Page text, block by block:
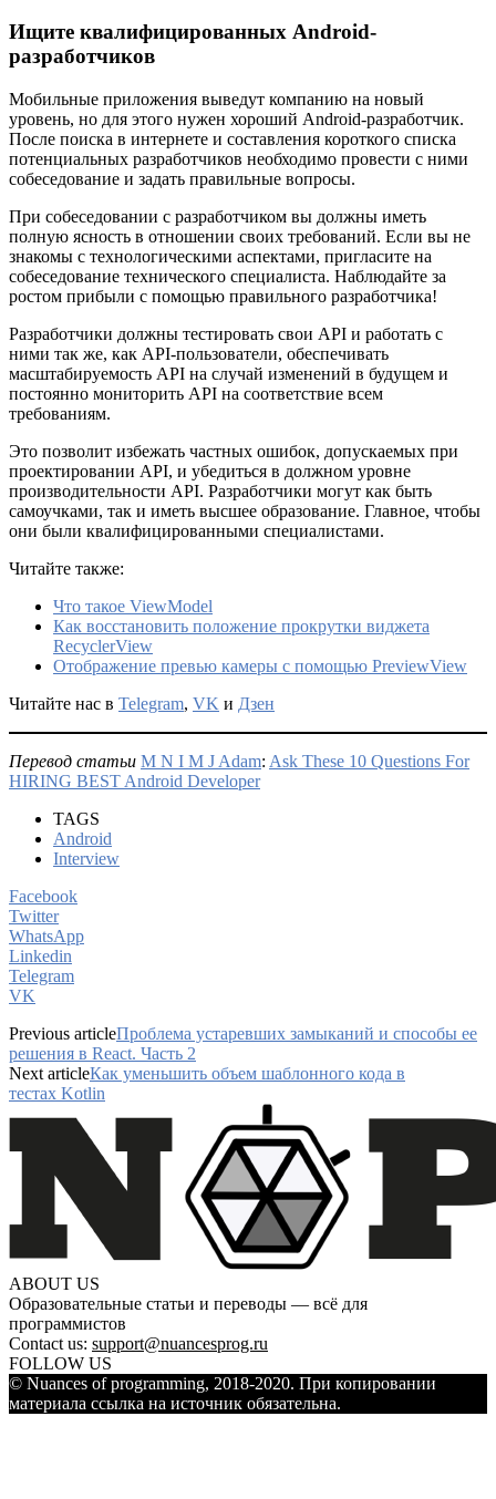
Ищите квалифицированных Android-
разработчиков
Мобильные приложения выведут компанию на новый
уровень, но для этого нужен хороший Android-разработчик.
После поиска в интернете и составления короткого списка
потенциальных разработчиков необходимо провести с ними
собеседование и задать правильные вопросы.
При собеседовании с разработчиком вы должны иметь
полную ясность в отношении своих требований. Если вы не
знакомы с технологическими аспектами, пригласите на
собеседование технического специалиста. Наблюдайте за
ростом прибыли с помощью правильного разработчика!
Разработчики должны тестировать свои API и работать с
ними так же, как API-пользователи, обеспечивать
масштабируемость API на случай изменений в будущем и
постоянно мониторить API на соответствие всем
требованиям.
Это позволит избежать частных ошибок, допускаемых при
проектировании API, и убедиться в должном уровне
производительности API. Разработчики могут как быть
самоучками, так и иметь высшее образование. Главное, чтобы
они были квалифицированными специалистами.
Читайте также:
Что такое ViewModel
Как восстановить положение прокрутки виджета
RecyclerView
Отображение превью камеры с помощью PreviewView
Читайте нас в Telegram, VK и Дзен
Перевод статьи M N I M J Adam: Ask These 10 Questions For
HIRING BEST Android Developer
TAGS
Android
Interview
Facebook
Twitter
WhatsApp
Linkedin
Telegram
VK
Previous articleПроблема устаревших замыканий и способы ее
решения в React. Часть 2
Next articleКак уменьшить объем шаблонного кода в
тестах Kotlin
ABOUT US
Образовательные статьи и переводы — всё для
программистов
Contact us: support@nuancesprog.ru
FOLLOW US
© Nuances of programming, 2018-2020. При копировании
материала ссылка на источник обязательна.